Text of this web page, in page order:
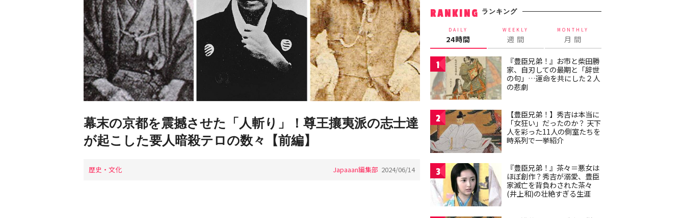
幕末の京都を震撼させた「人斬り」！尊王攘夷派の志士達
が起こした要人暗殺テロの数々【前編】
歴史・文化 Japaaan編集部 2024/06/14
RANKING ランキング
DAILY
24時間
WEEKLY
週 間
MONTHLY
月 間
1
『豊臣兄弟！』お市と柴田勝
家、自刃しての最期と「辞世
の句」…運命を共にした２人
の悲劇
2
【豊臣兄弟！】秀吉は本当に
「女狂い」だったのか？ 天下
人を彩った11人の側室たちを
時系列で一挙紹介
3
『豊臣兄弟！』茶々＝悪女は
ほぼ創作？秀吉が溺愛、豊臣
家滅亡を背負わされた茶々
(井上和)の壮絶すぎる生涯